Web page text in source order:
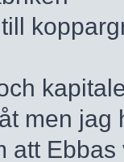
men jag
att